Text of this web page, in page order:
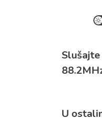
Slušajte
U